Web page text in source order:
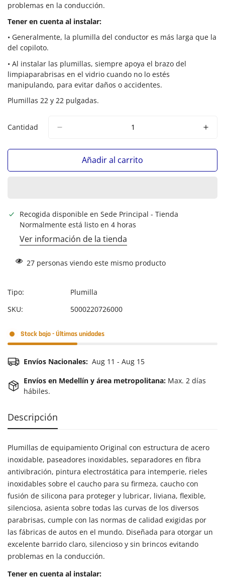
problemas en la conducción.
Tener en cuenta al instalar:
• Generalmente, la plumilla del conductor es más larga que la
del copiloto.
• Al instalar las plumillas, siempre apoya el brazo del
limpiaparabrisas en el vidrio cuando no lo estés
manipulando, para evitar daños o accidentes.
Plumillas 22 y 22 pulgadas.
Cantidad
Añadir al carrito
Recogida disponible en Sede Principal - Tienda
Normalmente está listo en 4 horas
Ver información de la tienda
27 personas viendo este mismo producto
Tipo:
Plumilla
SKU:
5000220726000
Stock bajo - Últimas unidades
Envíos Nacionales: Aug 11 - Aug 15
Envíos en Medellín y área metropolitana: Max. 2 días
hábiles.
Descripción
Plumillas de equipamiento Original con estructura de acero
inoxidable, paseadores inoxidables, separadores en fibra
antivibración, pintura electrostática para intemperie, rieles
inoxidables sobre el caucho para su firmeza, caucho con
fusión de silicona para proteger y lubricar, liviana, flexible,
silenciosa, asienta sobre todas las curvas de los diversos
parabrisas, cumple con las normas de calidad exigidas por
las fábricas de autos en el mundo. Diseñada para otorgar un
excelente barrido claro, silencioso y sin brincos evitando
problemas en la conducción.
Tener en cuenta al instalar: